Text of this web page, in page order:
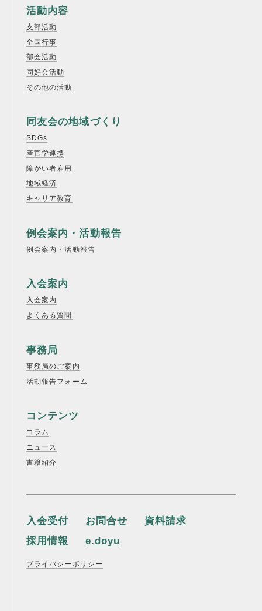
活動内容
支部活動
全国行事
部会活動
同好会活動
その他の活動
同友会の地域づくり
SDGs
産官学連携
障がい者雇用
地域経済
キャリア教育
例会案内・活動報告
例会案内・活動報告
入会案内
入会案内
よくある質問
事務局
事務局のご案内
活動報告フォーム
コンテンツ
コラム
ニュース
書籍紹介
入会受付 お問合せ
資料請求
採用情報
e.doyu
プライバシーポリシー